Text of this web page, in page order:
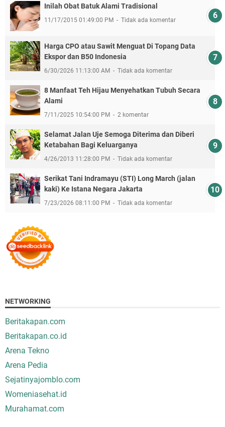
Inilah Obat Batuk Alami Tradisional
11/17/2015 01:49:00 PM Tidak ada komentar
Harga CPO atau Sawit Menguat Di Topang Data
Ekspor dan B50 Indonesia
6/30/2026 11:13:00 AM Tidak ada komentar
8 Manfaat Teh Hijau Menyehatkan Tubuh Secara
Alami
7/11/2025 10:54:00 PM 2 komentar
Selamat Jalan Uje Semoga Diterima dan Diberi
Ketabahan Bagi Keluarganya
4/26/2013 11:28:00 PM Tidak ada komentar
Serikat Tani Indramayu (STI) Long March (jalan
kaki) Ke Istana Negara Jakarta
7/23/2026 08:11:00 PM Tidak ada komentar
NETWORKING
Beritakapan.com
Beritakapan.co.id
Arena Tekno
Arena Pedia
Sejatinyajomblo.com
Womeniasehat.id
Murahamat.com